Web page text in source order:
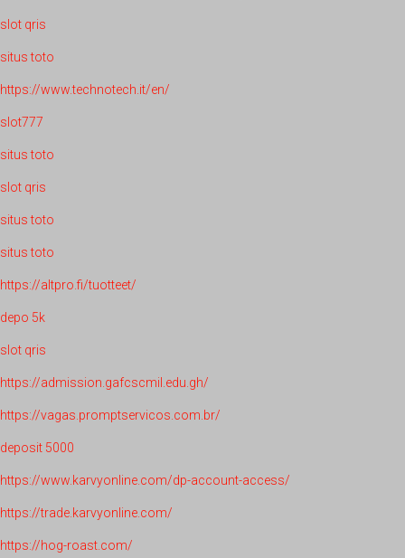
slot qris
situs toto
https://www.technotech.it/en/
slot777
situs toto
slot qris
situs toto
situs toto
https://altpro.fi/tuotteet/
depo 5k
slot qris
https://admission.gafcscmil.edu.gh/
https://vagas.promptservicos.com.br/
deposit 5000
https://www.karvyonline.com/dp-account-access/
https://trade.karvyonline.com/
https://hog-roast.com/